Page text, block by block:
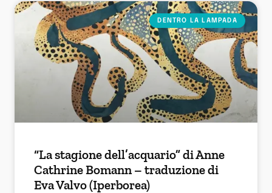
DENTRO LA LAMPADA
“La stagione dell’acquario” di Anne
Cathrine Bomann – traduzione di
Eva Valvo (Iperborea)